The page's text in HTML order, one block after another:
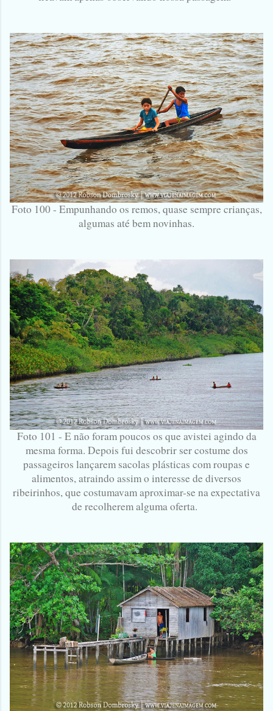
Foto 100 - Empunhando os remos, quase sempre crianças,
algumas até bem novinhas.
Foto 101 - E não foram poucos os que avistei agindo da
mesma forma. Depois fui descobrir ser costume dos
passageiros lançarem sacolas plásticas com roupas e
alimentos, atraindo assim o interesse de diversos
ribeirinhos, que costumavam aproximar-se na expectativa
de recolherem alguma oferta.